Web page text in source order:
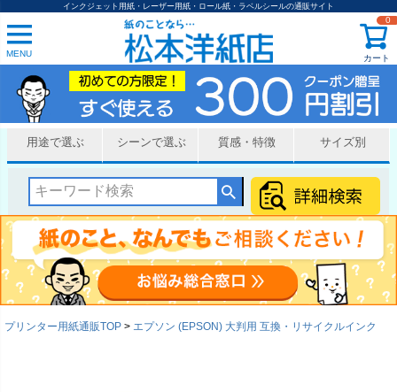
インクジェット用紙・レーザー用紙・ロール紙・ラベルシールの通販サイト
MENU カート
0
用途で選ぶ シーンで選ぶ 質感・特徴 サイズ別
プリンター用紙通販TOP エプソン (EPSON) 大判用 互換・リサイクルインク